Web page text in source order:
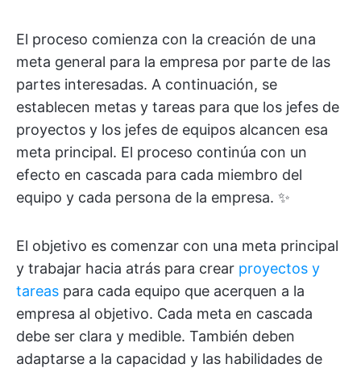
El proceso comienza con la creación de una
meta general para la empresa por parte de las
partes interesadas. A continuación, se
establecen metas y tareas para que los jefes de
proyectos y los jefes de equipos alcancen esa
meta principal. El proceso continúa con un
efecto en cascada para cada miembro del
equipo y cada persona de la empresa. ✨
El objetivo es comenzar con una meta principal
y trabajar hacia atrás para crear proyectos y
tareas para cada equipo que acerquen a la
empresa al objetivo. Cada meta en cascada
debe ser clara y medible. También deben
adaptarse a la capacidad y las habilidades de